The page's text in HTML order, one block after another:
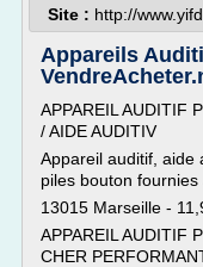
Site : http://
Appareils
APPAREIL AUDITIF
/ AIDE AUDITIV
Appareil auditif, aide
piles bouton
13015 Marseille -
APPAREIL AUDITIF
CHER